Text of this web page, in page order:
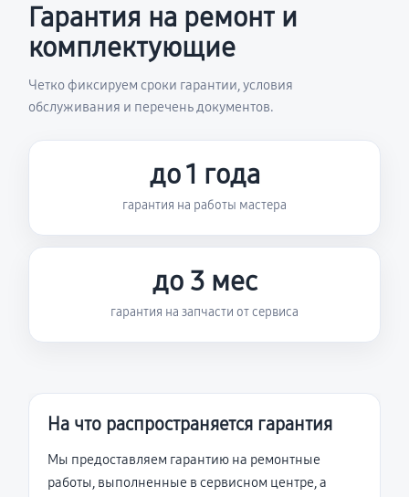
Гарантия на ремонт и
комплектующие
Четко фиксируем сроки гарантии, условия
обслуживания и перечень документов.
до 1 года
гарантия на работы мастера
до 3 мес
гарантия на запчасти от сервиса
На что распространяется гарантия
Мы предоставляем гарантию на ремонтные
работы, выполненные в сервисном центре, а